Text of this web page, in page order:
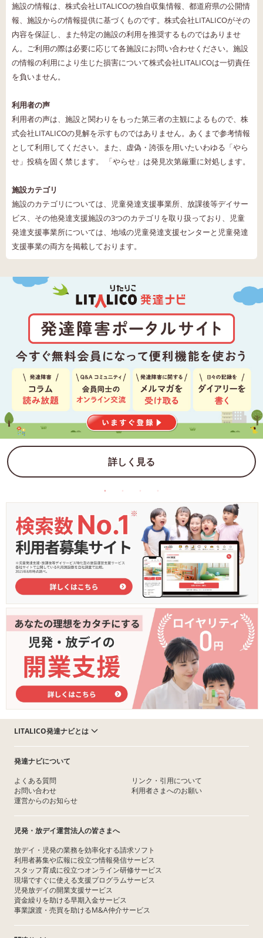
施設の情報は、株式会社LITALICOの独自収集情報、都道府県の公開情
報、施設からの情報提供に基づくものです。株式会社LITALICOがその
内容を保証し、また特定の施設の利用を推奨するものではありませ
ん。ご利用の際は必要に応じて各施設にお問い合わせください。施設
の情報の利用により生じた損害について株式会社LITALICOは一切責任
を負いません。
利用者の声
利用者の声は、施設と関わりをもった第三者の主観によるもので、株
式会社LITALICOの見解を示すものではありません。あくまで参考情報
として利用してください。また、虚偽・誇張を用いたいわゆる「やら
せ」投稿を固く禁じます。 「やらせ」は発見次第厳重に対処します。
施設カテゴリ
施設のカテゴリについては、児童発達支援事業所、放課後等デイサー
ビス、その他発達支援施設の3つのカテゴリを取り扱っており、児童
発達支援事業所については、地域の児童発達支援センターと児童発達
支援事業の両方を掲載しております。
詳しく見る
LITALICO発達ナビとは
発達ナビについて
よくある質問
お問い合わせ
運営からのお知らせ
リンク・引用について
利用者さまへのお願い
児発・放デイ運営法人の皆さまへ
放デイ・児発の業務を効率化する請求ソフト
利用者募集や広報に役立つ情報発信サービス
スタッフ育成に役立つオンライン研修サービス
現場ですぐに使える支援プログラムサービス
児発放デイの開業支援サービス
資金繰りを助ける早期入金サービス
事業譲渡・売買を助けるM&A仲介サービス